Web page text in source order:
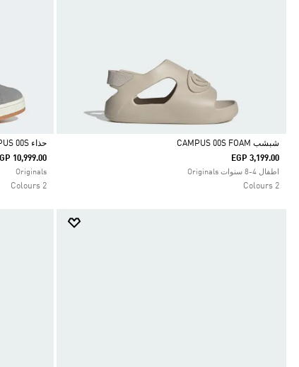
Selected
شبشب CAMPUS 00S FOAM
EGP 3,199.00
اطفال 4-8 سنوات Originals
2 Colours
Selected
حذاء CAMPUS 00S
10,999.00
Originals
2 Colours